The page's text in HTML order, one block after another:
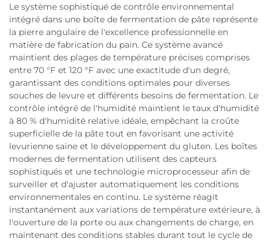
Le système sophistiqué de contrôle environnemental
intégré dans une boîte de fermentation de pâte représente
la pierre angulaire de l'excellence professionnelle en
matière de fabrication du pain. Ce système avancé
maintient des plages de température précises comprises
entre 70 °F et 120 °F avec une exactitude d'un degré,
garantissant des conditions optimales pour diverses
souches de levure et différents besoins de fermentation. Le
contrôle intégré de l'humidité maintient le taux d'humidité
à 80 % d'humidité relative idéale, empêchant la croûte
superficielle de la pâte tout en favorisant une activité
levurienne saine et le développement du gluten. Les boîtes
modernes de fermentation utilisent des capteurs
sophistiqués et une technologie microprocesseur afin de
surveiller et d'ajuster automatiquement les conditions
environnementales en continu. Le système réagit
instantanément aux variations de température extérieure, à
l'ouverture de la porte ou aux changements de charge, en
maintenant des conditions stables durant tout le cycle de